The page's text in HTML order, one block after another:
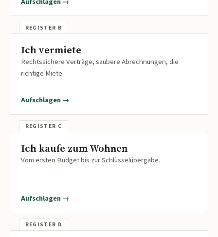
Ich vermiete
Rechtssichere Verträge, saubere Abrechnungen, die
richtige Miete.
Aufschlagen →
Ich kaufe zum Wohnen
Vom ersten Budget bis zur Schlüsselübergabe.
Aufschlagen →